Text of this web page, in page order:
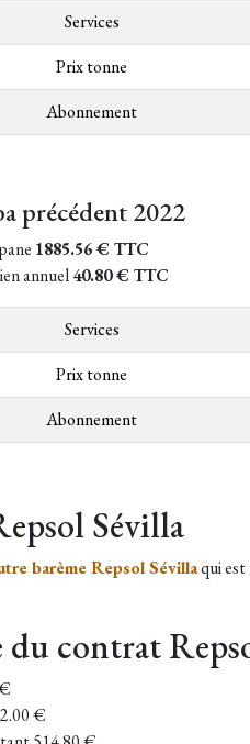
Services
Prix tonne
Abonnement
précédent 2022
1885.56 € TTC
annuel40.80 € TTC
Services
Prix tonne
Abonnement
Sévilla
barème Repsol Sévillaqui est
du contrat
€